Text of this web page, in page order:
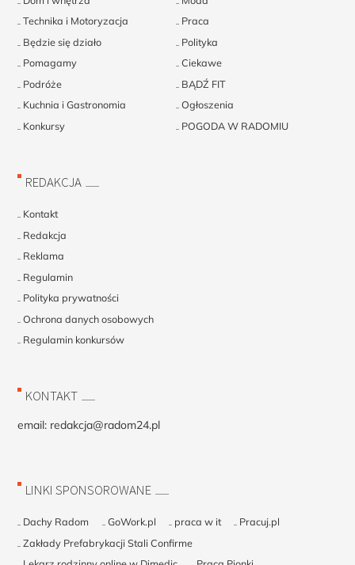
Technika i Motoryzacja
Praca
Będzie się działo
Polityka
Pomagamy
Ciekawe
Podróże
BĄDŹ FIT
Kuchnia i Gastronomia
Ogłoszenia
Konkursy
POGODA W RADOMIU
REDAKCJA
Kontakt
Redakcja
Reklama
Regulamin
Polityka prywatności
Ochrona danych osobowych
Regulamin konkursów
KONTAKT
email: redakcja@radom24.pl
LINKI SPONSOROWANE
Dachy Radom GoWork.pl praca w it
Pracuj.pl
Zakłady Prefabrykacji Stali Confirme